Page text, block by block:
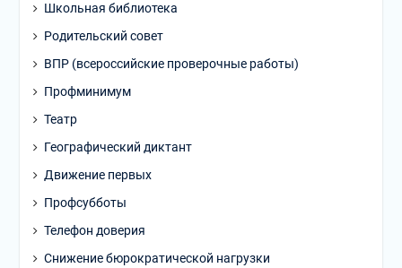
Школьная библиотека
Родительский совет
ВПР (всероссийские проверочные работы)
Профминимум
Театр
Географический диктант
Движение первых
Профсубботы
Телефон доверия
Снижение бюрократической нагрузки